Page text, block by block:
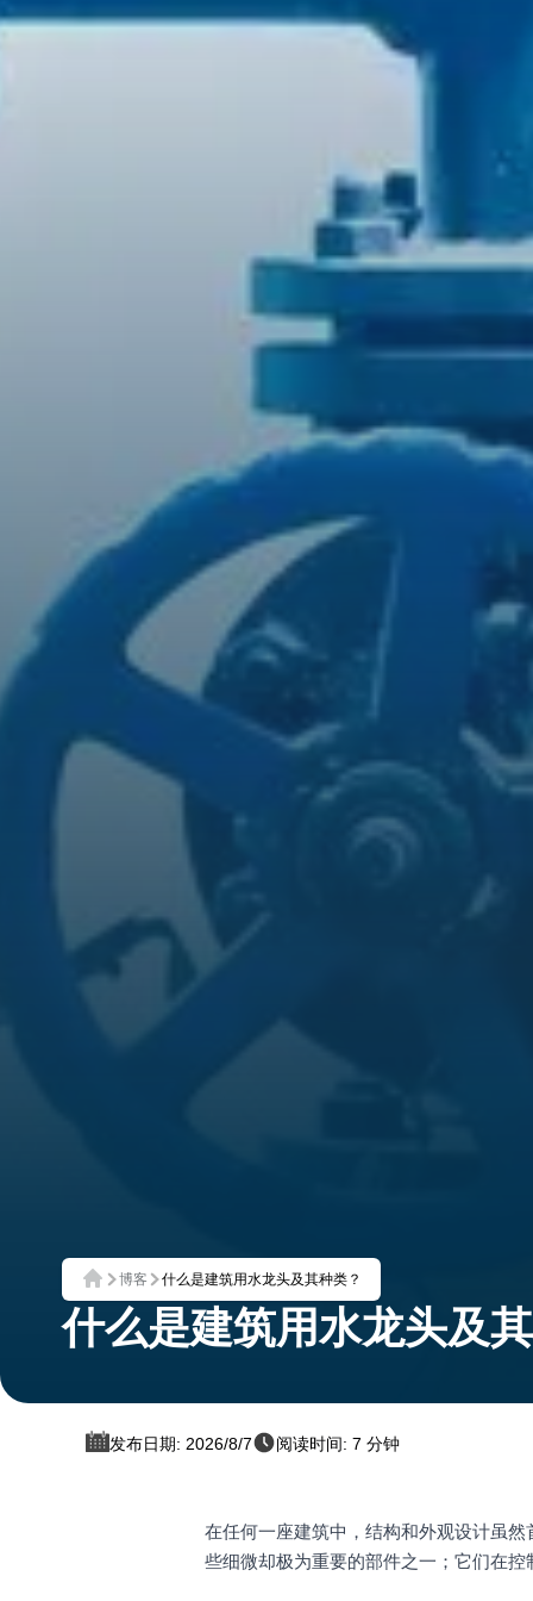
首页
博客 什么是建筑用水龙头及其种类？
什么是建筑用水龙头及
发布日期: 2026/8/7 阅读时间: 7 分钟
在任何一座建筑中，结构和外观设计虽
些细微却极为重要的部件之一；它们在